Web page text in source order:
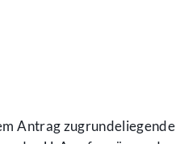
Antrag zugrundeliegende